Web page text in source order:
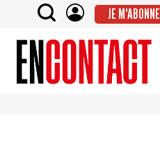
JE M'ABONNE